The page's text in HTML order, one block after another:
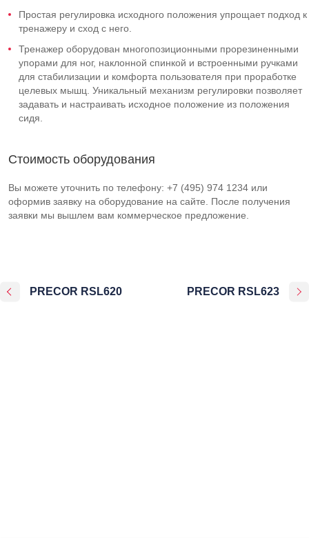
Простая регулировка исходного положения упрощает подход к
тренажеру и сход с него.
Тренажер оборудован многопозиционными прорезиненными
упорами для ног, наклонной спинкой и встроенными ручками
для стабилизации и комфорта пользователя при проработке
целевых мышц. Уникальный механизм регулировки позволяет
задавать и настраивать исходное положение из положения
сидя.
Стоимость оборудования
Вы можете уточнить по телефону: +7 (495) 974 1234 или
оформив заявку на оборудование на сайте. После получения
заявки мы вышлем вам коммерческое предложение.
PRECOR RSL620 PRECOR RSL623